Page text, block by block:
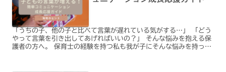
「うちの子、他の子と比べて言葉が遅れている気がする…」 「どう
やって言葉を引き出してあげればいいの？」 そんな悩みを抱える保
護者の方へ。 保育士の経験を持つ私も我が子にそんな悩みを持って